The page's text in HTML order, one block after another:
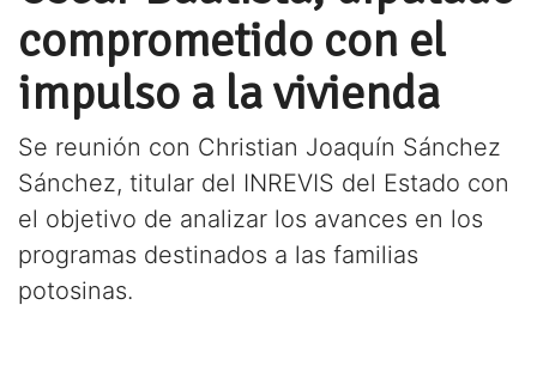
comprometido con el
impulso a la vivienda
Se reunión con Christian Joaquín Sánchez
Sánchez, titular del INREVIS del Estado con
el objetivo de analizar los avances en los
programas destinados a las familias
potosinas.